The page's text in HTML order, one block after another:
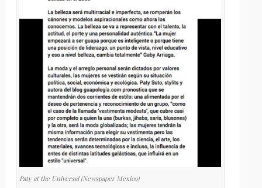
Paty at the Universal (Newspaper Mexico)